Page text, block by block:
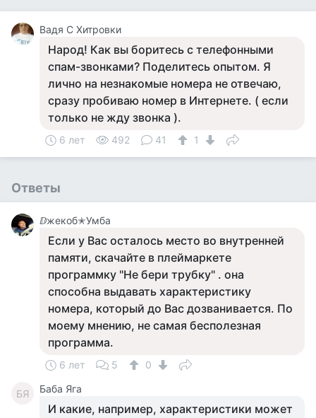
Вадя С Хитровки
Народ! Как вы боритесь с телефонными
спам-звонками? Поделитесь опытом. Я
лично на незнакомые номера не отвечаю,
сразу пробиваю номер в Интернете. ( если
только не жду звонка ).
6 лет 492 41 1
Ответы
ⅅжекоб✭Умба
Если у Вас осталось место во внутренней
памяти, скачайте в плеймаркете
программку "Не бери трубку" . она
способна выдавать характеристику
номера, который до Вас дозванивается. По
моему мнению, не самая бесполезная
программа.
6 лет 5 0
БЯ Баба Яга
И какие, например, характеристики может